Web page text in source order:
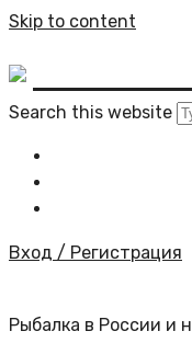
Skip to content
Search this website
Вход / Регистрация
Рыбалка в России и